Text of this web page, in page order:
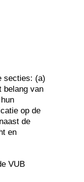
secties: (a)
belang van
op de
de
en
VUB